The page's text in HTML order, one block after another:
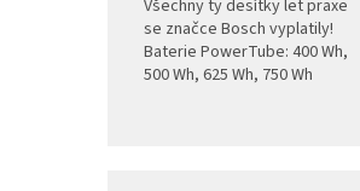
Všechny ty desítky let praxe
se značce Bosch vyplatily!
Baterie PowerTube: 400 Wh,
500 Wh, 625 Wh, 750 Wh